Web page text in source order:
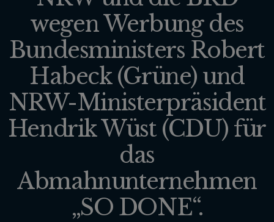
wegen Werbung des
Bundesministers Robert
Habeck (Grüne) und
NRW-Ministerpräsident
Hendrik Wüst (CDU) für
das
Abmahnunternehmen
„SO DONE“.